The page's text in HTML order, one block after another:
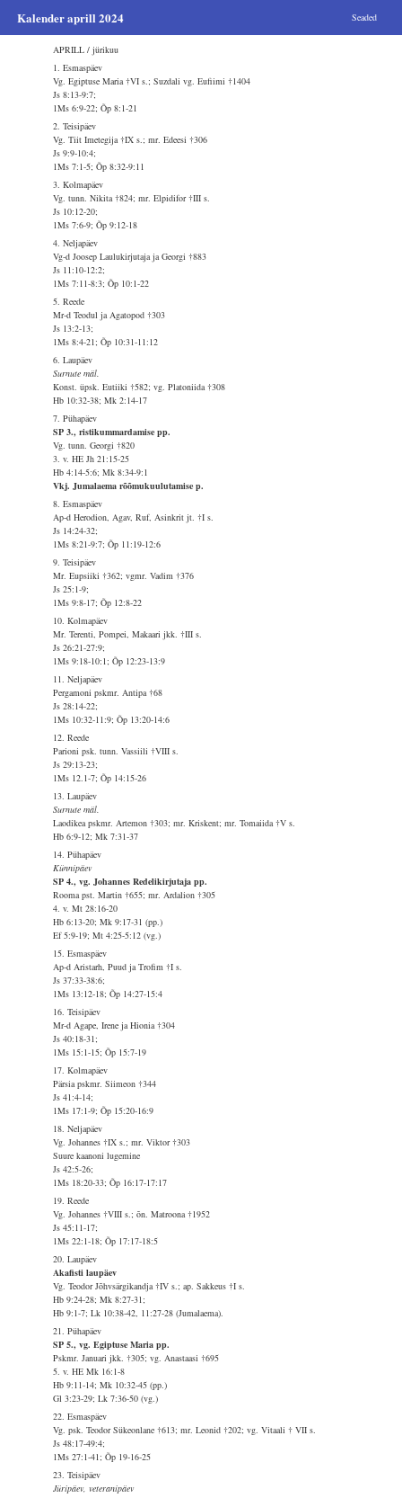
Kalender aprill 2024 Seaded
APRILL / jürikuu
1. Esmaspäev
Vg. Egiptuse Maria †VI s.; Suzdali vg. Eufiimi †1404
Js 8:13-9:7;
1Ms 6:9-22; Õp 8:1-21
2. Teisipäev
Vg. Tiit Imetegija †IX s.; mr. Edeesi †306
Js 9:9-10:4;
1Ms 7:1-5; Õp 8:32-9:11
3. Kolmapäev
Vg. tunn. Nikita †824; mr. Elpidifor †III s.
Js 10:12-20;
1Ms 7:6-9; Õp 9:12-18
4. Neljapäev
Vg-d Joosep Laulukirjutaja ja Georgi †883
Js 11:10-12:2;
1Ms 7:11-8:3; Õp 10:1-22
5. Reede
Mr-d Teodul ja Agatopod †303
Js 13:2-13;
1Ms 8:4-21; Õp 10:31-11:12
6. Laupäev
Surnute mäl.
Konst. üpsk. Eutiiki †582; vg. Platoniida †308
Hb 10:32-38; Mk 2:14-17
7. Pühapäev
SP 3., ristikummardamise pp.
Vg. tunn. Georgi †820
3. v. HE Jh 21:15-25
Hb 4:14-5:6; Mk 8:34-9:1
Vkj. Jumalaema rõõmukuulutamise p.
8. Esmaspäev
Ap-d Herodion, Agav, Ruf, Asinkrit jt. †I s.
Js 14:24-32;
1Ms 8:21-9:7; Õp 11:19-12:6
9. Teisipäev
Mr. Eupsiiki †362; vgmr. Vadim †376
Js 25:1-9;
1Ms 9:8-17; Õp 12:8-22
10. Kolmapäev
Mr. Terenti, Pompei, Makaari jkk. †III s.
Js 26:21-27:9;
1Ms 9:18-10:1; Õp 12:23-13:9
11. Neljapäev
Pergamoni pskmr. Antipa †68
Js 28:14-22;
1Ms 10:32-11:9; Õp 13:20-14:6
12. Reede
Parioni psk. tunn. Vassiili †VIII s.
Js 29:13-23;
1Ms 12.1-7; Õp 14:15-26
13. Laupäev
Surnute mäl.
Laodikea pskmr. Artemon †303; mr. Kriskent; mr. Tomaiida †V s.
Hb 6:9-12; Mk 7:31-37
14. Pühapäev
Künnipäev
SP 4., vg. Johannes Redelikirjutaja pp.
Rooma pst. Martin †655; mr. Ardalion †305
4. v. Mt 28:16-20
Hb 6:13-20; Mk 9:17-31 (pp.)
Ef 5:9-19; Mt 4:25-5:12 (vg.)
15. Esmaspäev
Ap-d Aristarh, Puud ja Trofim †I s.
Js 37:33-38:6;
1Ms 13:12-18; Õp 14:27-15:4
16. Teisipäev
Mr-d Agape, Irene ja Hionia †304
Js 40:18-31;
1Ms 15:1-15; Õp 15:7-19
17. Kolmapäev
Pärsia pskmr. Siimeon †344
Js 41:4-14;
1Ms 17:1-9; Õp 15:20-16:9
18. Neljapäev
Vg. Johannes †IX s.; mr. Viktor †303
Suure kaanoni lugemine
Js 42:5-26;
1Ms 18:20-33; Õp 16:17-17:17
19. Reede
Vg. Johannes †VIII s.; õn. Matroona †1952
Js 45:11-17;
1Ms 22:1-18; Õp 17:17-18:5
20. Laupäev
Akafisti laupäev
Vg. Teodor Jõhvsärgikandja †IV s.; ap. Sakkeus †I s.
Hb 9:24-28; Mk 8:27-31;
Hb 9:1-7; Lk 10:38-42, 11:27-28 (Jumalaema).
21. Pühapäev
SP 5., vg. Egiptuse Maria pp.
Pskmr. Januari jkk. †305; vg. Anastaasi †695
5. v. HE Mk 16:1-8
Hb 9:11-14; Mk 10:32-45 (pp.)
Gl 3:23-29; Lk 7:36-50 (vg.)
22. Esmaspäev
Vg. psk. Teodor Sükeonlane †613; mr. Leonid †202; vg. Vitaali † VII s.
Js 48:17-49:4;
1Ms 27:1-41; Õp 19-16-25
23. Teisipäev
Jüripäev, veteranipäev